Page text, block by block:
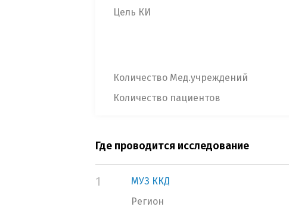
Цель КИ
Количество Мед.учреждений
Количество пациентов
Где проводится исследование
1
МУЗ ККД
Регион